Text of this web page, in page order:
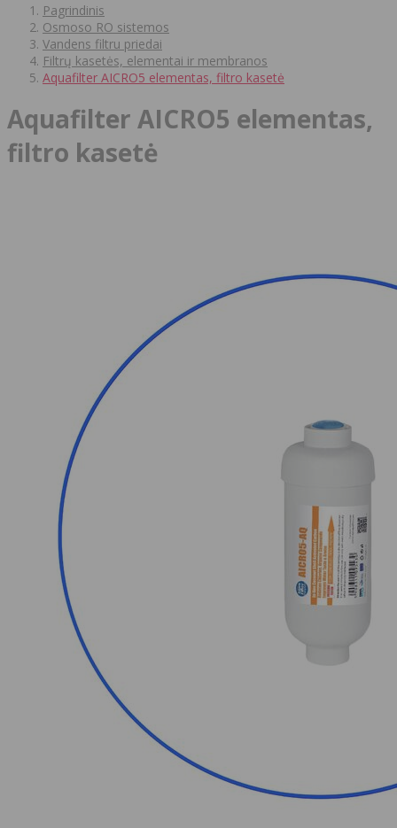
Pagrindinis
Osmoso RO sistemos
Vandens filtru priedai
Filtrų kasetės, elementai ir membranos
Aquafilter AICRO5 elementas, filtro kasetė
Aquafilter AICRO5 elementas,
filtro kasetė